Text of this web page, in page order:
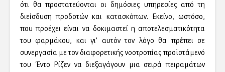
ότι θα προστατεύονται οι δημόσιες υπηρεσίες από τη
διείσδυση προδοτών και κατασκόπων. Εκείνο, ωστόσο,
που προέχει είναι να δοκιμαστεί η αποτελεσματικότητα
του φαρμάκου, και γι’ αυτόν τον λόγο θα πρέπει σε
συνεργασία με τον διαφορετικής νοοτροπίας προϊστάμενό
του Έντο Ρίζεν να διεξαγάγουν μια σειρά πειραμάτων